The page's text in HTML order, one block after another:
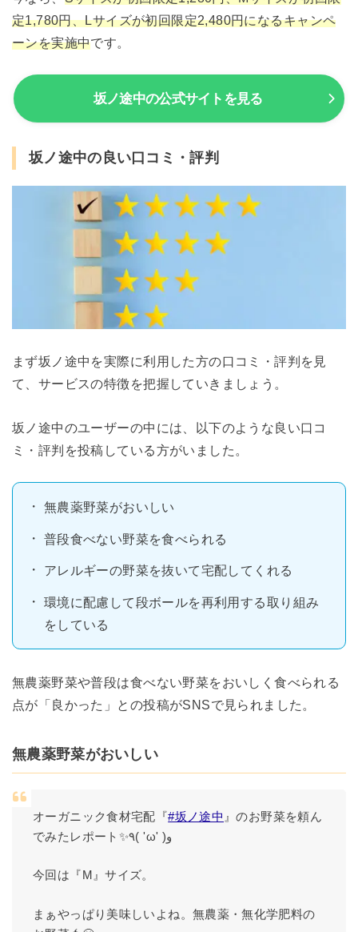
定1,780円、Lサイズが初回限定2,480円になるキャンペ
ーンを実施中です。
坂ノ途中の公式サイトを見る
坂ノ途中の良い口コミ・評判
まず坂ノ途中を実際に利用した方の口コミ・評判を見
て、サービスの特徴を把握していきましょう。
坂ノ途中のユーザーの中には、以下のような良い口コ
ミ・評判を投稿している方がいました。
無農薬野菜がおいしい
普段食べない野菜を食べられる
アレルギーの野菜を抜いて宅配してくれる
環境に配慮して段ボールを再利用する取り組み
をしている
無農薬野菜や普段は食べない野菜をおいしく食べられる
点が「良かった」との投稿がSNSで見られました。
無農薬野菜がおいしい
オーガニック食材宅配『#坂ノ途中 』のお野菜を頼ん
でみたレポート✨٩( 'ω' )و
今回は『M』サイズ。
まぁやっぱり美味しいよね。無農薬・無化学肥料の